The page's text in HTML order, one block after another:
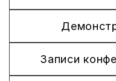
Записи